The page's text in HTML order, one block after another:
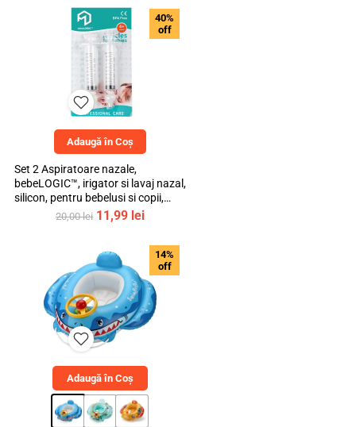
a
fost:
40,00 lei.
este:
35,99 lei.
40%
off
Adaugă în Coș
Set 2 Aspiratoare nazale,
bebeLOGIC™, irigator si lavaj nazal,
silicon, pentru bebelusi si copii,
transparent, 10ml
20,00lei Prețul
fost:
20,00 lei.
11,99 leiPrețul
este:
11,99 lei.
14%
off
Adaugă în Coș